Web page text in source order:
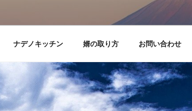
ナデノキッチン 婿の取り方 お問い合わせ